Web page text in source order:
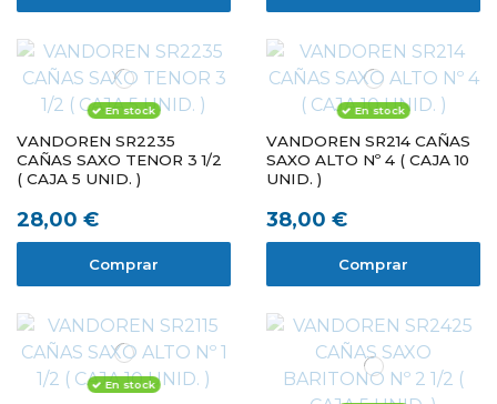
En stock
VANDOREN SR2235
CAÑAS SAXO TENOR 3 1/2
( CAJA 5 UNID. )
28,00 €
Comprar
En stock
VANDOREN SR214 CAÑAS
SAXO ALTO Nº 4 ( CAJA 10
UNID. )
38,00 €
Comprar
En stock